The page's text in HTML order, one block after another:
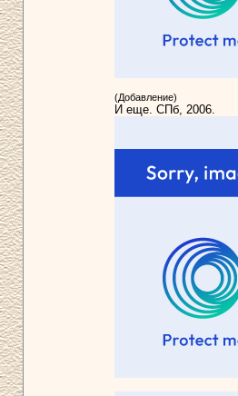
(Добавление)
И еще. СПб, 2006.